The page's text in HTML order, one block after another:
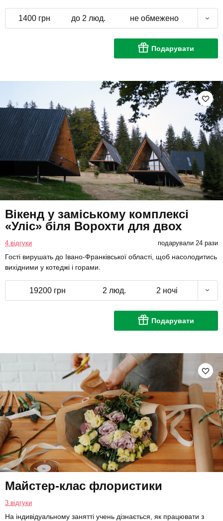
1400 грн до 2 люд. не обмежено
Подарувати
Вікенд у заміському комплексі
«Уліс» біля Ворохти для двох
4 відгуки подарували 24 рази
Гості вирушать до Івано-Франківської області, щоб насолодитись
вихідними у котеджі і горами.
19200 грн 2 люд. 2 ночі
Подарувати
Майстер-клас флористики
3 відгуки
На індивідуальному занятті учень дізнається, як працювати з